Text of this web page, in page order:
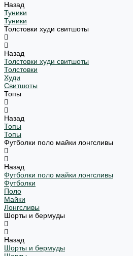
Назад
Туники
Туники
Толстовки худи свитшоты
Назад
Толстовки худи свитшоты
Толстовки
Худи
Свитшоты
Топы
Назад
Топы
Топы
Футболки поло майки лонгсливы
Назад
Футболки поло майки лонгсливы
Футболки
Поло
Майки
Лонгсливы
Шорты и бермуды
Назад
Шорты и бермуды